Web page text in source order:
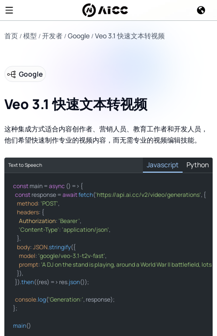
首页 模型 开发者 Google Veo 3.1 快速文本转视频
Google
Veo 3.1 快速文本转视频
这种集成方式适合内容创作者、营销人员、教育工作者和开发人员，
他们希望快速制作专业的视频内容，而无需专业的视频编辑技能。
Text to Speech Javascript Python
const main = async () => {
const response = awaitfetch('https://api.ai.cc/v2/video/generations', {
method: 'POST',
headers: {
Authorization: 'Bearer ',
'Content-Type': 'application/json',
    },
body: JSON.stringify({
model: 'google/veo-3.1-t2v-fast',
prompt: 'A DJ on the stand is playing, around a World War II battlefield,
    }),
  }).
then((res) => res.json());
console.log('Generation:', response);
};
main
import requests
def main()
    url =
"https://api.ai.cc/v2/video/generations"
"prompt" "A DJ on the stand is playing, around a World War II
"Authorization" "Bearer " "Content-Type" "application/json"
post
main